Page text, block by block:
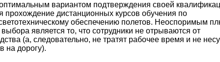
вариантом подтверждения своей
прохождение дистанционных курсов обучения по
обеспечению полетов. Неоспоримым
является то, что сотрудники не отрываются от
(а, следовательно, не тратят рабочее время и не
на дорогу).